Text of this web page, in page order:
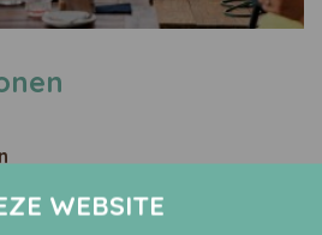
WEBSITE